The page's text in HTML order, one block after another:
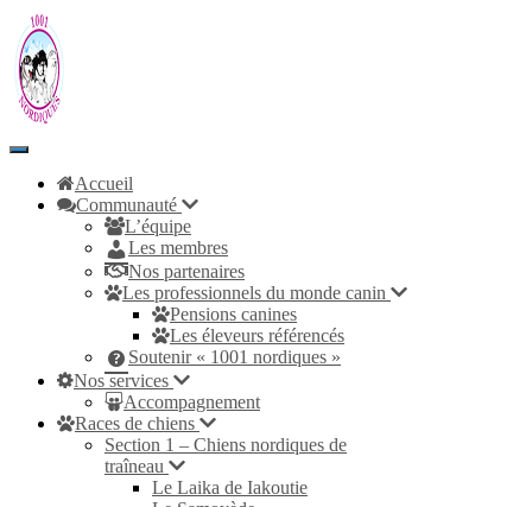
Toggle
NavigationAccueil
Communauté
L’équipe
Les membres
Nos partenaires
Les professionnels du monde canin
Pensions canines
Les éleveurs référencés
Soutenir « 1001 nordiques »
Nos services
Accompagnement
Races de chiens
Section 1 – Chiens nordiques de
traîneau
Le Laika de Iakoutie